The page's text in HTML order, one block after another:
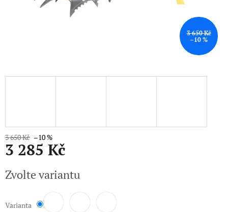
3 650 Kč
–10 %
3 650 Kč –10 %
3 285 Kč
cena:
Zvolte variantu
Varianta